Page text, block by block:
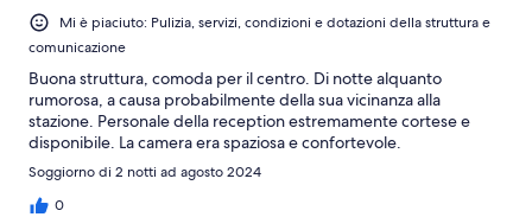
Mi è piaciuto: Pulizia, servizi, condizioni e dotazioni della struttura e
comunicazione
Buona struttura, comoda per il centro. Di notte alquanto
rumorosa, a causa probabilmente della sua vicinanza alla
stazione. Personale della reception estremamente cortese e
disponibile. La camera era spaziosa e confortevole.
Soggiorno di 2 notti ad agosto 2024
0